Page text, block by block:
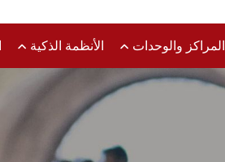
المراكز والوحدات الأنظمة الذكية